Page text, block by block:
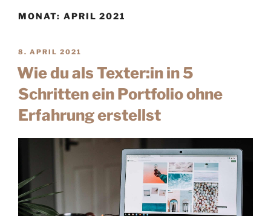
MONAT: APRIL 2021
8. APRIL 2021
Wie du als Texter:in in 5
Schritten ein Portfolio ohne
Erfahrung erstellst